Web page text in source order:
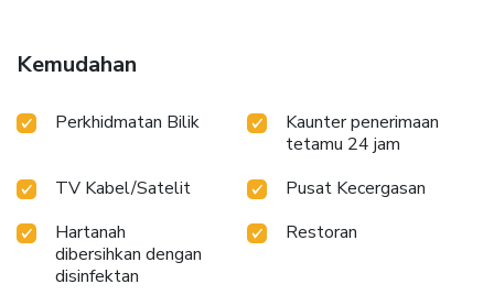
Kemudahan
Perkhidmatan Bilik
Kaunter penerimaan
tetamu 24 jam
TV Kabel/Satelit
Pusat Kecergasan
Hartanah
dibersihkan dengan
disinfektan
Restoran